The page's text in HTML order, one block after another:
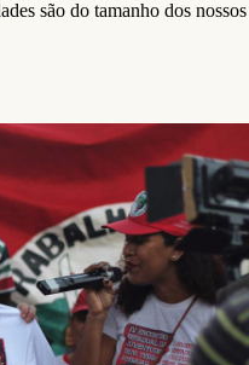
são do tamanho dos nossos